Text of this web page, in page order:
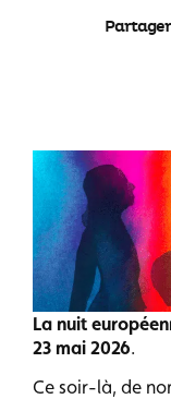
La nuit
23 mai 2026.
Ce soir-là, de